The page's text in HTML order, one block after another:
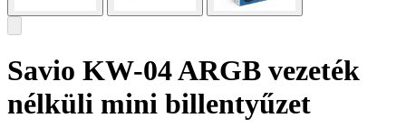
Savio KW-04 ARGB vezeték
nélküli mini billentyűzet